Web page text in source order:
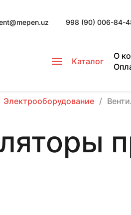
998 (90) 006-84-
Каталог
О
Электрооборудование